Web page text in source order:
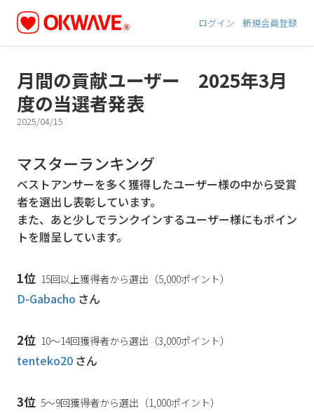
ログイン 新規会員登録
月間の貢献ユーザー 2025年3月
度の当選者発表
2025/04/15
マスターランキング
ベストアンサーを多く獲得したユーザー様の中から受賞
者を選出し表彰しています。
また、あと少しでランクインするユーザー様にもポイン
トを贈呈しています。
1位 15回以上獲得者から選出（5,000ポイント）
D-Gabacho さん
2位 10～14回獲得者から選出（3,000ポイント）
tenteko20 さん
3位 5～9回獲得者から選出（1,000ポイント）